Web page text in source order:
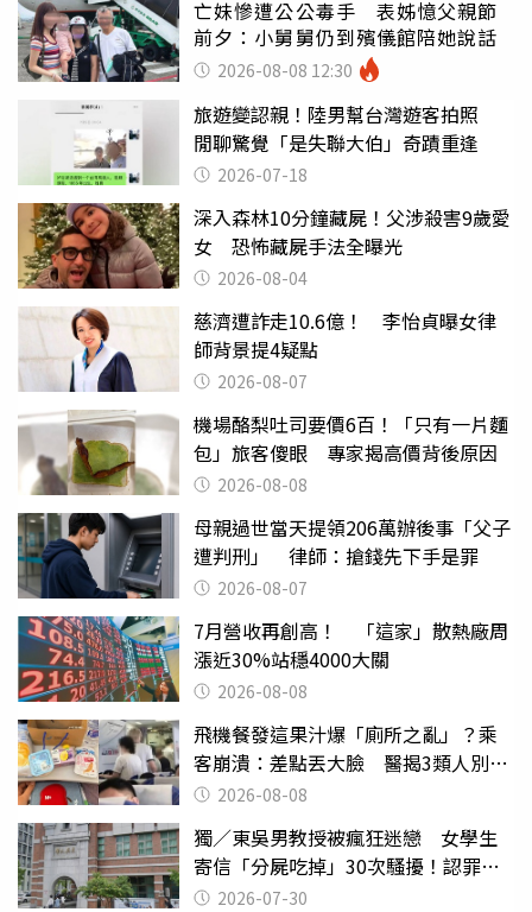
亡妹慘遭公公毒手 表姊憶父親節
前夕：小舅舅仍到殯儀館陪她說話
2026-08-08 12:30
旅遊變認親！陸男幫台灣遊客拍照
閒聊驚覺「是失聯大伯」奇蹟重逢
2026-07-18
深入森林10分鐘藏屍！父涉殺害9歲愛
女 恐怖藏屍手法全曝光
2026-08-04
慈濟遭詐走10.6億！ 李怡貞曝女律
師背景提4疑點
2026-08-07
機場酪梨吐司要價6百！「只有一片麵
包」旅客傻眼 專家揭高價背後原因
2026-08-08
母親過世當天提領206萬辦後事「父子
遭判刑」 律師：搶錢先下手是罪
2026-08-07
7月營收再創高！ 「這家」散熱廠周
漲近30%站穩4000大關
2026-08-08
飛機餐發這果汁爆「廁所之亂」？乘
客崩潰：差點丟大臉 醫揭3類人別亂
喝 2026-08-08
獨／東吳男教授被瘋狂迷戀 女學生
寄信「分屍吃掉」30次騷擾！認罪免
關 2026-07-30